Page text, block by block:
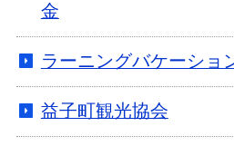
金
ラーニングバケーショ
益子町観光協会